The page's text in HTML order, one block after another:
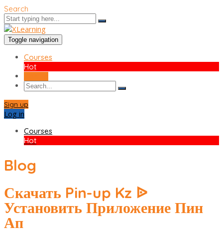
Search
Toggle navigation
Courses
Hot
Sign up
Log in
Courses
Hot
Blog
Скачать Pin-up Kz ᐉ
Установить Приложение Пин
Ап